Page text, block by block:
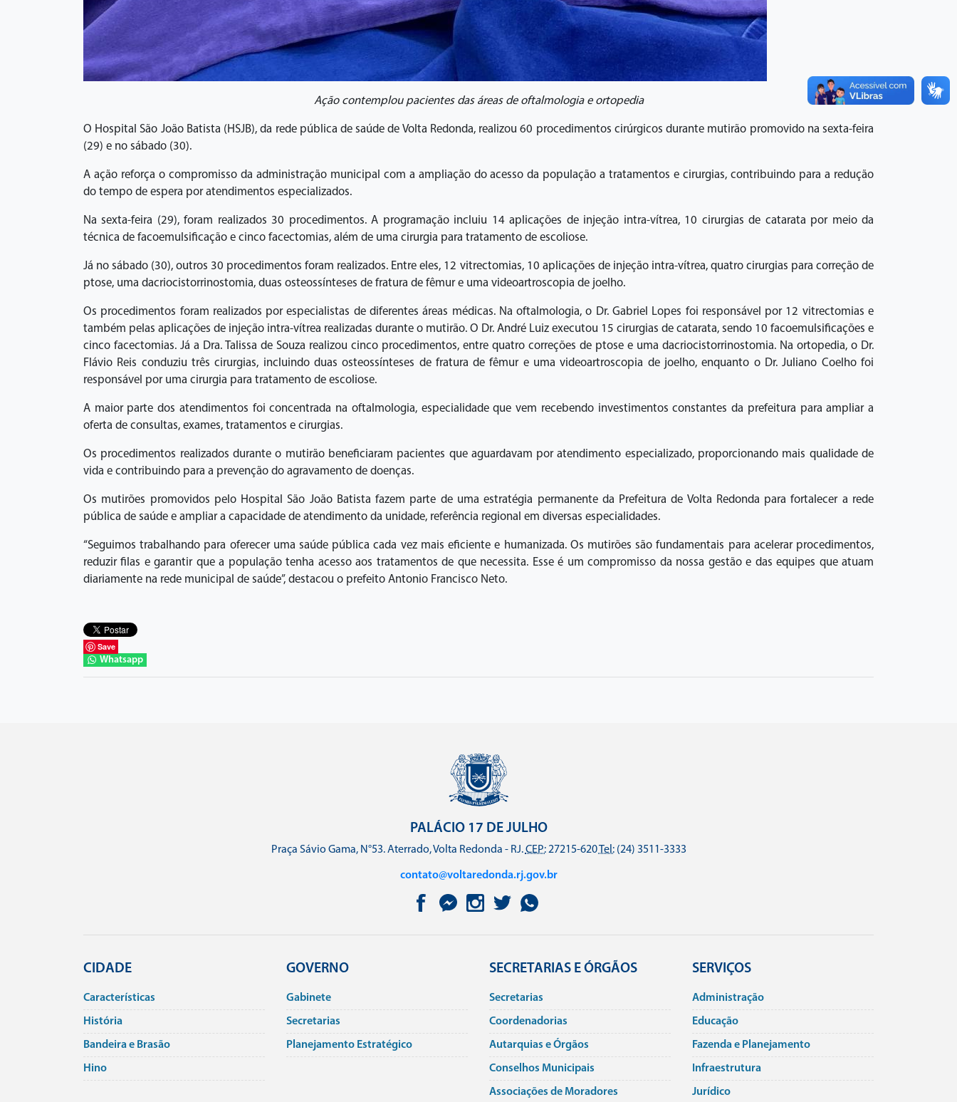
Ação contemplou pacientes das áreas de oftalmologia e ortopedia
O Hospital São João Batista (HSJB), da rede pública de saúde de Volta Redonda, realizou 60 procedimentos cirúrgicos durante mutirão promovido na sexta-feira
(29) e no sábado (30).
A ação reforça o compromisso da administração municipal com a ampliação do acesso da população a tratamentos e cirurgias, contribuindo para a redução
do tempo de espera por atendimentos especializados.
Na sexta-feira (29), foram realizados 30 procedimentos. A programação incluiu 14 aplicações de injeção intra-vítrea, 10 cirurgias de catarata por meio da
técnica de facoemulsificação e cinco facectomias, além de uma cirurgia para tratamento de escoliose.
Já no sábado (30), outros 30 procedimentos foram realizados. Entre eles, 12 vitrectomias, 10 aplicações de injeção intra-vítrea, quatro cirurgias para correção de
ptose, uma dacriocistorrinostomia, duas osteossínteses de fratura de fêmur e uma videoartroscopia de joelho.
Os procedimentos foram realizados por especialistas de diferentes áreas médicas. Na oftalmologia, o Dr. Gabriel Lopes foi responsável por 12 vitrectomias e
também pelas aplicações de injeção intra-vítrea realizadas durante o mutirão. O Dr. André Luiz executou 15 cirurgias de catarata, sendo 10 facoemulsificações e
cinco facectomias. Já a Dra. Talissa de Souza realizou cinco procedimentos, entre quatro correções de ptose e uma dacriocistorrinostomia. Na ortopedia, o Dr.
Flávio Reis conduziu três cirurgias, incluindo duas osteossínteses de fratura de fêmur e uma videoartroscopia de joelho, enquanto o Dr. Juliano Coelho foi
responsável por uma cirurgia para tratamento de escoliose.
A maior parte dos atendimentos foi concentrada na oftalmologia, especialidade que vem recebendo investimentos constantes da prefeitura para ampliar a
oferta de consultas, exames, tratamentos e cirurgias.
Os procedimentos realizados durante o mutirão beneficiaram pacientes que aguardavam por atendimento especializado, proporcionando mais qualidade de
vida e contribuindo para a prevenção do agravamento de doenças.
Os mutirões promovidos pelo Hospital São João Batista fazem parte de uma estratégia permanente da Prefeitura de Volta Redonda para fortalecer a rede
pública de saúde e ampliar a capacidade de atendimento da unidade, referência regional em diversas especialidades.
“Seguimos trabalhando para oferecer uma saúde pública cada vez mais eficiente e humanizada. Os mutirões são fundamentais para acelerar procedimentos,
reduzir filas e garantir que a população tenha acesso aos tratamentos de que necessita. Esse é um compromisso da nossa gestão e das equipes que atuam
diariamente na rede municipal de saúde”, destacou o prefeito Antonio Francisco Neto.
Save
Whatsapp
PALÁCIO 17 DE JULHO
Praça Sávio Gama, N°53. Aterrado, Volta Redonda - RJ.CEP:27215-620Tel:(24) 3511-3333
contato@voltaredonda.rj.gov.br
CIDADE
Caracterí­sticas
História
Bandeira e Brasão
Hino
GOVERNO
Gabinete
Secretarias
Planejamento Estratégico
SECRETARIAS E ÓRGÃOS
Secretarias
Coordenadorias
Autarquias e Órgãos
Conselhos Municipais
Associações de Moradores
SERVIÇOS
Administração
Educação
Fazenda e Planejamento
Infraestrutura
Jurí­dico